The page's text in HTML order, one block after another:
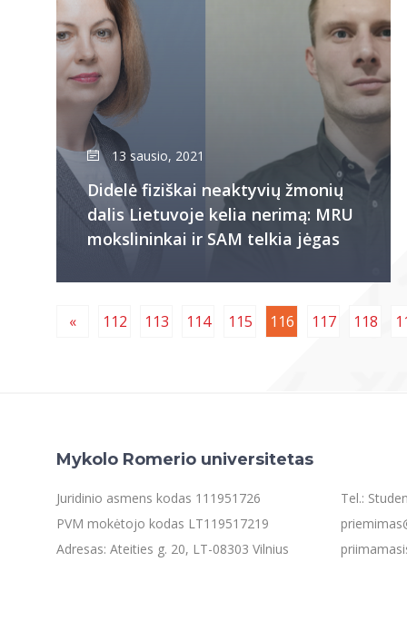
13 sausio, 2021
Didelė fiziškai neaktyvių žmonių
dalis Lietuvoje kelia nerimą: MRU
mokslininkai ir SAM telkia jėgas
« 112 113 114 115 116 117 118
Mykolo Romerio universitetas
Juridinio asmens kodas 111951726
PVM mokėtojo kodas LT119517219
Adresas: Ateities g. 20, LT-08303 Vilnius
Tel.: